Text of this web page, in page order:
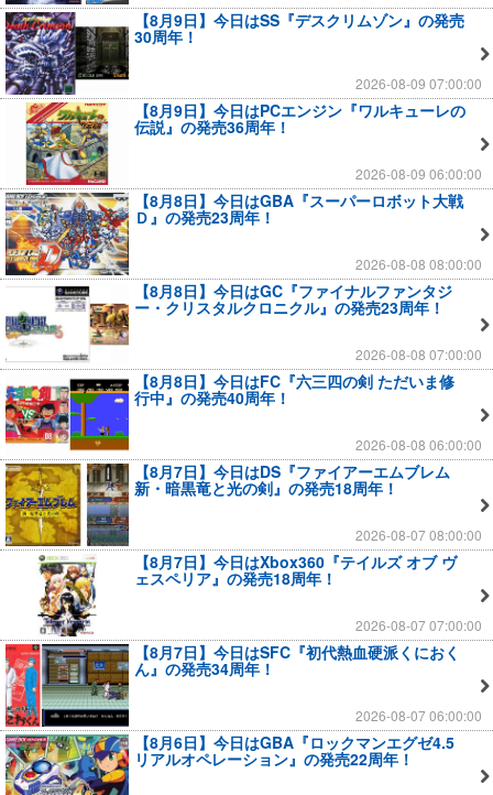
【8月9日】今日はSS『デスクリムゾン』の発売
30周年！
2026-08-09 07:00:00
【8月9日】今日はPCエンジン『ワルキューレの
伝説』の発売36周年！
2026-08-09 06:00:00
【8月8日】今日はGBA『スーパーロボット大戦
Ｄ』の発売23周年！
2026-08-08 08:00:00
【8月8日】今日はGC『ファイナルファンタジ
ー・クリスタルクロニクル』の発売23周年！
2026-08-08 07:00:00
【8月8日】今日はFC『六三四の剣 ただいま修
行中』の発売40周年！
2026-08-08 06:00:00
【8月7日】今日はDS『ファイアーエムブレム
新・暗黒竜と光の剣』の発売18周年！
2026-08-07 08:00:00
【8月7日】今日はXbox360『テイルズ オブ ヴ
ェスペリア』の発売18周年！
2026-08-07 07:00:00
【8月7日】今日はSFC『初代熱血硬派くにおく
ん』の発売34周年！
2026-08-07 06:00:00
【8月6日】今日はGBA『ロックマンエグゼ4.5
リアルオペレーション』の発売22周年！